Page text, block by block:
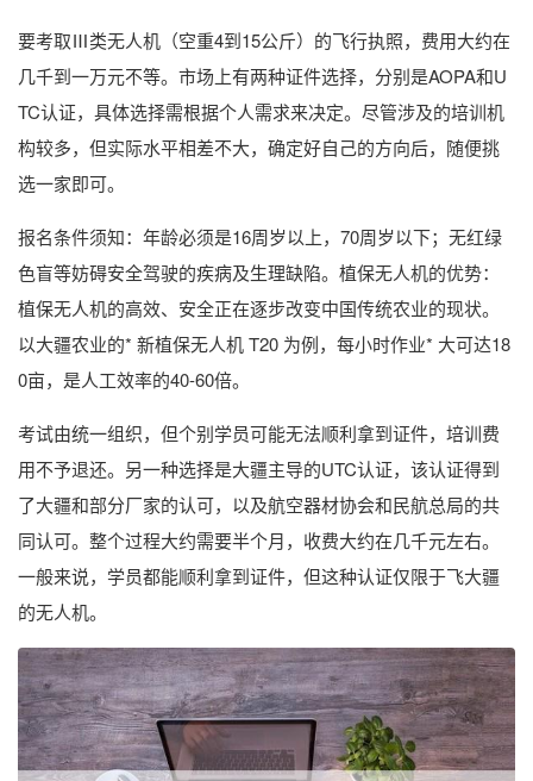
要考取Ⅲ类无人机（空重4到15公斤）的飞行执照，费用大约在
几千到一万元不等。市场上有两种证件选择，分别是AOPA和U
TC认证，具体选择需根据个人需求来决定。尽管涉及的培训机
构较多，但实际水平相差不大，确定好自己的方向后，随便挑
选一家即可。
报名条件须知：年龄必须是16周岁以上，70周岁以下；无红绿
色盲等妨碍安全驾驶的疾病及生理缺陷。植保无人机的优势：
植保无人机的高效、安全正在逐步改变中国传统农业的现状。
以大疆农业的* 新植保无人机 T20 为例，每小时作业* 大可达18
0亩，是人工效率的40-60倍。
考试由统一组织，但个别学员可能无法顺利拿到证件，培训费
用不予退还。另一种选择是大疆主导的UTC认证，该认证得到
了大疆和部分厂家的认可，以及航空器材协会和民航总局的共
同认可。整个过程大约需要半个月，收费大约在几千元左右。
一般来说，学员都能顺利拿到证件，但这种认证仅限于飞大疆
的无人机。